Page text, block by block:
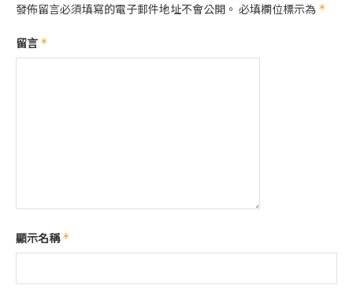
發佈留言必須填寫的電子郵件地址不會公開。 必填欄位標示為 *
留言*
顯示名稱*